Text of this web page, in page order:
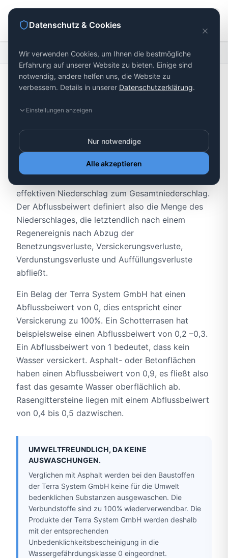
Startseite Unternehmen Nachhaltigkeit
Umweltschutz bei
Abflussbeiwert
effektiven Niederschlag zum Gesamtniederschlag.
Der Abflussbeiwert definiert also die Menge des
Niederschlages, die letztendlich nach einem
Regenereignis nach Abzug der
Benetzungsverluste, Versickerungsverluste,
Verdunstungsverluste und Auffüllungsverluste
abfließt.
Ein Belag der Terra System GmbH hat einen
Abflussbeiwert von 0, dies entspricht einer
Versickerung zu 100%. Ein Schotterrasen hat
beispielsweise einen Abflussbeiwert von 0,2 –0,3.
Ein Abflussbeiwert von 1 bedeutet, dass kein
Wasser versickert. Asphalt- oder Betonflächen
haben einen Abflussbeiwert von 0,9, es fließt also
fast das gesamte Wasser oberflächlich ab.
Rasengittersteine liegen mit einem Abflussbeiwert
von 0,4 bis 0,5 dazwischen.
UMWELTFREUNDLICH, DA KEINE
AUSWASCHUNGEN.
Verglichen mit Asphalt werden bei den Baustoffen
der Terra System GmbH keine für die Umwelt
bedenklichen Substanzen ausgewaschen. Die
Verbundstoffe sind zu 100% wiederverwendbar. Die
Produkte der Terra System GmbH werden deshalb
mit der entsprechenden
Unbedenklichkeitsbescheinigung in die
Wassergefährdungsklasse 0 eingeordnet.
Datenschutz & Cookies
Wir verwenden Cookies, um Ihnen die bestmögliche
Erfahrung auf unserer Website zu bieten. Einige sind
notwendig, andere helfen uns, die Website zu
verbessern. Details in unserer Datenschutzerklärung.
Einstellungen anzeigen
Nur notwendige
Alle akzeptieren